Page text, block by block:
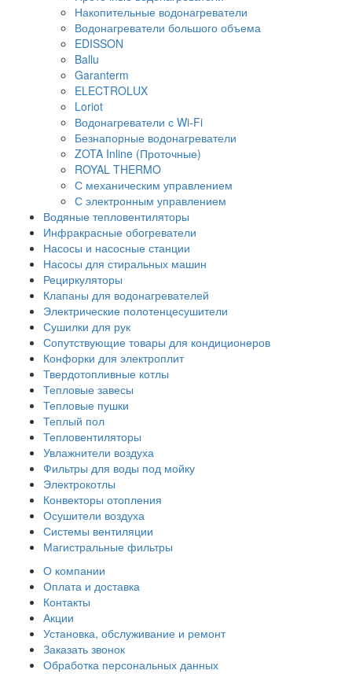
Накопительные водонагреватели
Водонагреватели большого объема
EDISSON
Ballu
Garanterm
ELECTROLUX
Loriot
Водонагреватели с Wi-Fi
Безнапорные водонагреватели
ZOTA Inline (Проточные)
ROYAL THERMO
С механическим управлением
С электронным управлением
Водяные тепловентиляторы
Инфракрасные обогреватели
Насосы и насосные станции
Насосы для стиральных машин
Рециркуляторы
Клапаны для водонагревателей
Электрические полотенцесушители
Сушилки для рук
Сопутствующие товары для кондиционеров
Конфорки для электроплит
Твердотопливные котлы
Тепловые завесы
Тепловые пушки
Теплый пол
Тепловентиляторы
Увлажнители воздуха
Фильтры для воды под мойку
Электрокотлы
Конвекторы отопления
Осушители воздуха
Системы вентиляции
Магистральные фильтры
О компании
Оплата и доставка
Контакты
Акции
Установка, обслуживание и ремонт
Заказать звонок
Обработка персональных данных